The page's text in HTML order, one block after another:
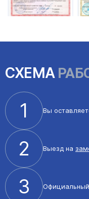
СХЕМА
1 Вы
2 Выезд на
3 Официальный